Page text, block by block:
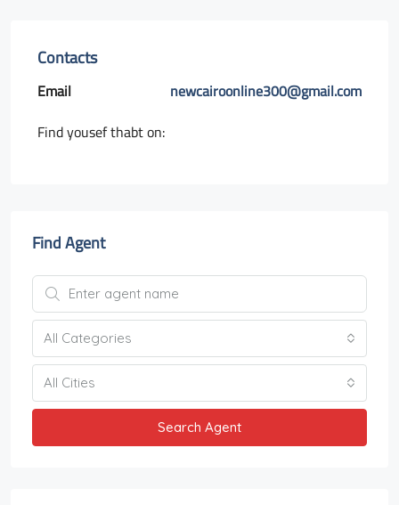
Contacts
Email
newcairoonline300@gmail.com
Find yousef thabt on:
Find Agent
All Categories
All Cities
Search Agent